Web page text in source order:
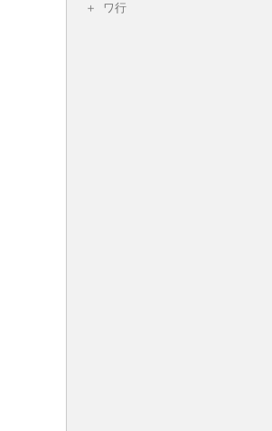
ワ行